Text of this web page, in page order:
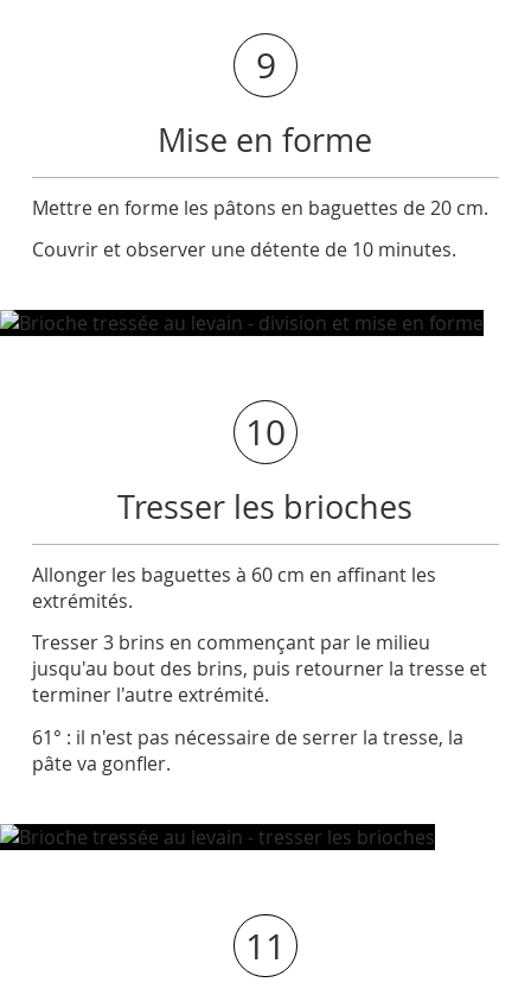
9
Mise en forme
Mettre en forme les pâtons en baguettes de 20 cm.
Couvrir et observer une détente de 10 minutes.
10
Tresser les brioches
Allonger les baguettes à 60 cm en affinant les
extrémités.
Tresser 3 brins en commençant par le milieu
jusqu'au bout des brins, puis retourner la tresse et
terminer l'autre extrémité.
61° : il n'est pas nécessaire de serrer la tresse, la
pâte va gonfler.
11